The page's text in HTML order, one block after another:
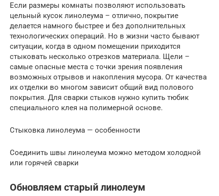
Если размеры комнаты позволяют использовать
цельный кусок линолеума – отлично, покрытие
делается намного быстрее и без дополнительных
технологических операций. Но в жизни часто бывают
ситуации, когда в одном помещении приходится
стыковать несколько отрезков материала. Щели –
самые опасные места с точки зрения появления
возможных отрывов и накопления мусора. От качества
их отделки во многом зависит общий вид полового
покрытия. Для сварки стыков нужно купить тюбик
специального клея на полимерной основе.
Стыковка линолеума — особенности
Соединить швы линолеума можно методом холодной
или горячей сварки
Обновляем старый линолеум